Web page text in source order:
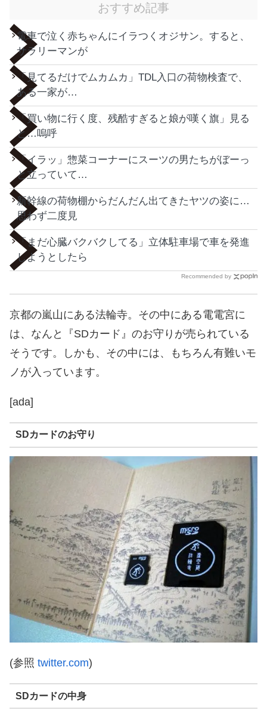
おすすめ記事
電車で泣く赤ちゃんにイラつくオジサン。すると、
サラリーマンが
「見てるだけでムカムカ」TDL入口の荷物検査で、
ある一家が…
「買い物に行く度、残酷すぎると娘が嘆く旗」見る
と…嗚呼
「イラッ」惣菜コーナーにスーツの男たちがぼーっ
と立っていて…
新幹線の荷物棚からだんだん出てきたヤツの姿に…
思わず二度見
「まだ心臓バクバクしてる」立体駐車場で車を発進
しようとしたら
Recommended by
京都の嵐山にある法輪寺。その中にある電電宮に
は、なんと『SDカード』のお守りが売られている
そうです。しかも、その中には、もちろん有難いモ
ノが入っています。
[ada]
SDカードのお守り
(参照 twitter.com)
SDカードの中身